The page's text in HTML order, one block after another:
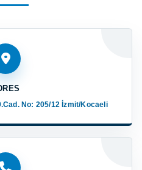
No: 205/12 İzmit/Kocaeli